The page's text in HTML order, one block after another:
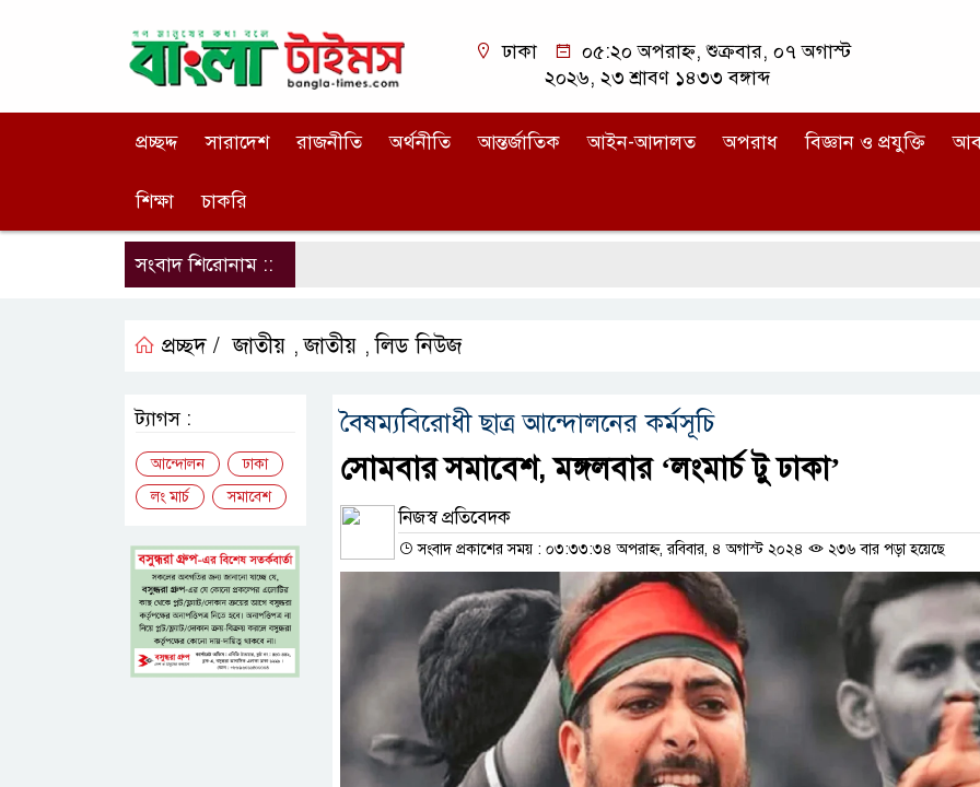
ঢাকা
০৫:২০ অপরাহ্ন, শুক্রবার, ০৭ অগাস্ট
২০২৬, ২৩ শ্রাবণ ১৪৩৩ বঙ্গাব্দ
প্রচ্ছদ্দ সারাদেশ রাজনীতি অর্থনীতি আন্তর্জাতিক আইন-আদালত অপরাধ বিজ্ঞান ও প্রযুক্তি
শিক্ষা চাকরি
সংবাদ শিরোনাম ::
প্রচ্ছদ / জাতীয় ,জাতীয় ,লিড নিউজ
বৈষম্যবিরোধী ছাত্র আন্দোলনের কর্মসূচি
সোমবার সমাবেশ, মঙ্গলবার ‘লংমার্চ টু ঢাকা’
নিজস্ব প্রতিবেদক
সংবাদ প্রকাশের সময় : ০৩:৩৩:৩৪ অপরাহ্ন, রবিবার, ৪ অগাস্ট ২০২৪ ২৩৬ বার পড়া হয়েছে
ট্যাগস :
আন্দোলন
ঢাকা
লং মার্চ
সমাবেশ